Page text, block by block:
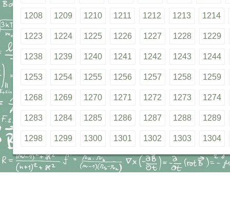
1208 1209 1210 1211 1212 1213 1214
1223 1224 1225 1226 1227 1228 1229
1238 1239 1240 1241 1242 1243 1244
1253 1254 1255 1256 1257 1258 1259
1268 1269 1270 1271 1272 1273 1274
1283 1284 1285 1286 1287 1288 1289
1298 1299 1300 1301 1302 1303 1304